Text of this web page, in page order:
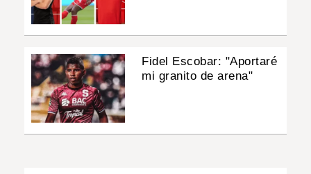
Fidel Escobar: "Aportaré
mi granito de arena"